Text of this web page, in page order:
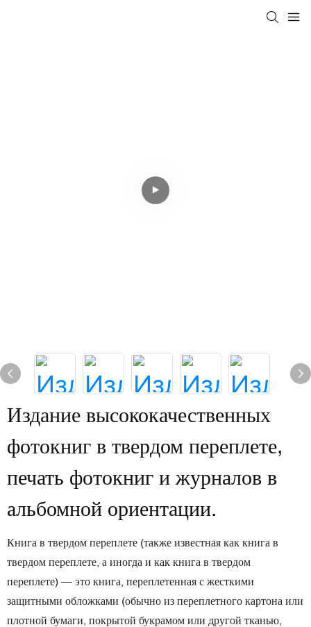
Издание высококачественных
фотокниг в твердом переплете,
печать фотокниг и журналов в
альбомной ориентации.
Книга в твердом переплете (также известная как книга в
твердом переплете, а иногда и как книга в твердом
переплете) — это книга, переплетенная с жесткими
защитными обложками (обычно из переплетного картона или
плотной бумаги, покрытой букрамом или другой тканью,